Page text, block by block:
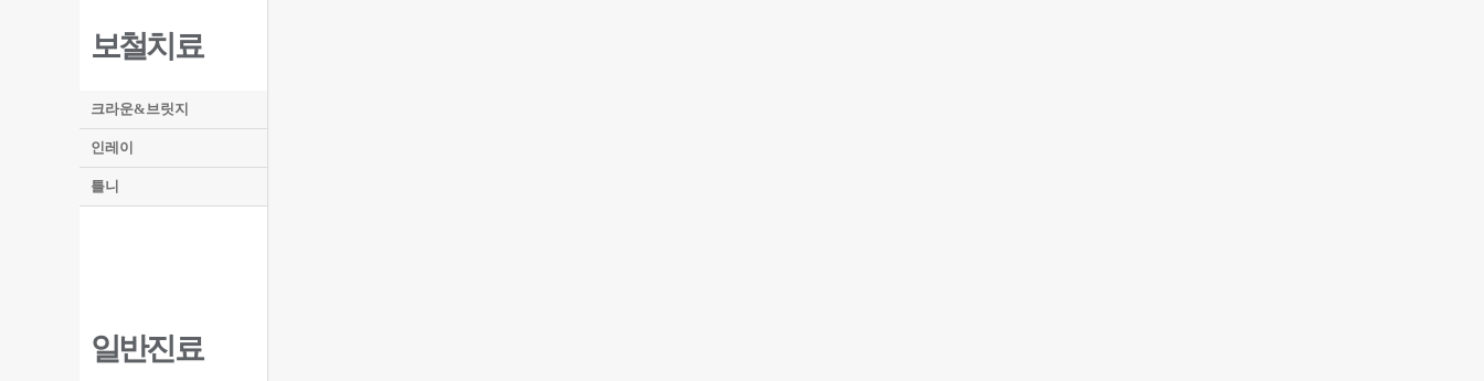
보철치료
크라운&브릿지
인레이
틀니
일반진료